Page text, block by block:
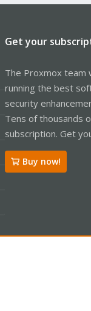
Get your
The Proxmox team
running the best
security
Tens of thousands
subscription. Get
Buy now!